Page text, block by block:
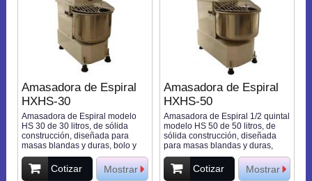
Amasadora de Espiral
HXHS-30
Amasadora de Espiral modelo
HS 30 de 30 litros, de sólida
construcción, diseñada para
masas blandas y duras, bolo y
gancho de acero inoxidable,
capacidad para 12 kg de harina
Motor de 1,5 HP, Transmisión Por
Cotizar Mostrar
Amasadora de Espiral
HXHS-50
Amasadora de Espiral 1/2 quintal
modelo HS 50 de 50 litros, de
sólida construcción, diseñada
para masas blandas y duras,
bolo y gancho de acero
inoxidable, capacidad para 25 kg
de harina Motor de 3 HP,
Cotizar Mostrar